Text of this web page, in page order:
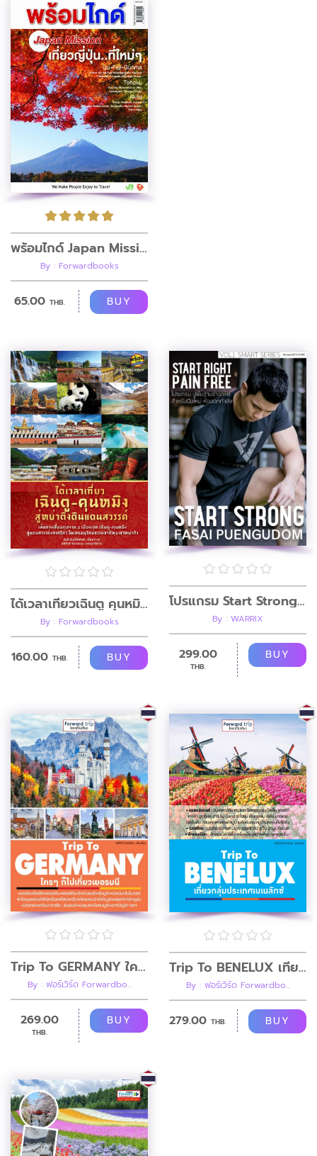
พร้อมไกด์ Japan Mission เที่ยวญี่ปุ่นที่ใหม่ๆ
By : Forwardbooks
65.00 THB. BUY
ได้เวลาเที่ยวเฉินตู คุนหมิง สู่หย่าติงแดนสวรรค์
By : Forwardbooks
160.00 THB. BUY
โปรแกรม Start Strong ปูพื้นฐานการออกกำลังกายให้เป็น + Video
By : WARRIX
299.00
THB.
BUY
Trip To GERMANY ใครๆก็ไปเที่ยวเยอรมนี
By : ฟอร์เวิร์ด Forwardbo...
269.00
THB.
BUY
Trip To BENELUX เที่ยวกลุ่มประเทศเบเนลักซ์ เนเธอร์แลนด์ เบลเยียม ลักเซมเบิร์ก
By : ฟอร์เวิร์ด Forwardbo...
279.00 THB. BUY